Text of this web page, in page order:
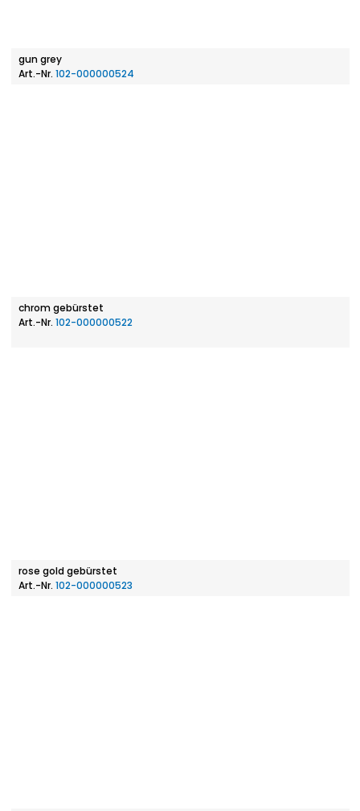
gun grey
Art.-Nr. 102-000000524
chrom gebürstet
Art.-Nr. 102-000000522
rose gold gebürstet
Art.-Nr. 102-000000523